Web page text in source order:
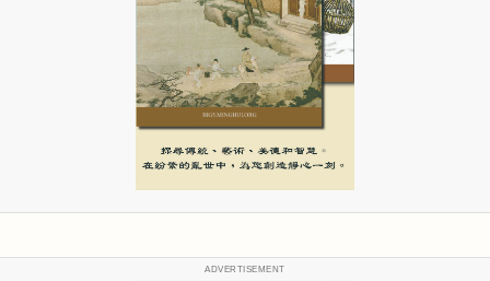
ADVERTISEMENT